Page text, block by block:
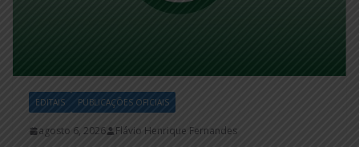
EDITAIS PUBLICAÇÕES OFICIAIS
agosto 6, 2026 Flávio Henrique Fernandes